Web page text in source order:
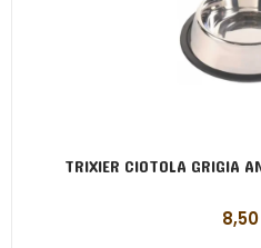
TRIXIER CIOTOLA GRIGIA
8,50